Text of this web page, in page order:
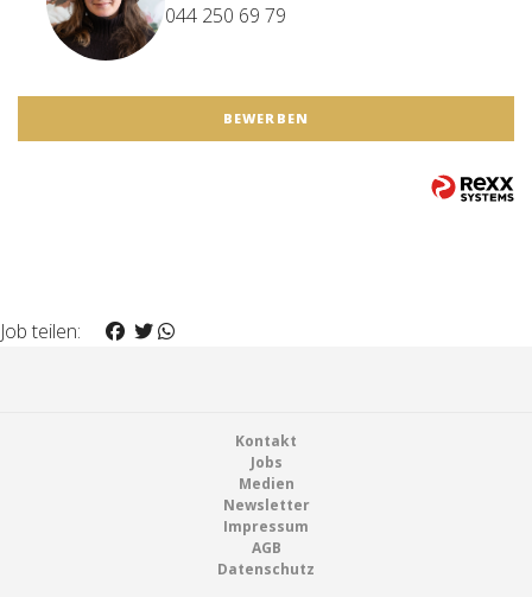
044 250 69 79
BEWERBEN
Job teilen:
Kontakt
Jobs
Medien
Newsletter
Impressum
AGB
Datenschutz